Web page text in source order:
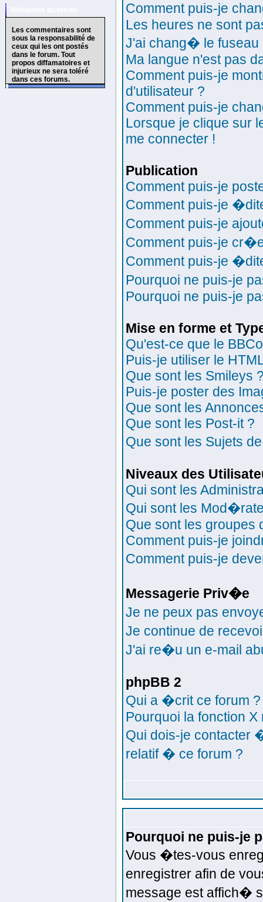
Les commentaires sont
sous la responsabilité de
ceux qui les ont postés
dans le forum. Tout
propos diffamatoires et
injurieux ne sera toléré
dans ces forums.
Comment puis-je
Les heures ne sont
J'ai chang� le fuseau
Ma langue n'est pas
Comment puis-je
d'utilisateur ?
Comment puis-je
Lorsque je clique sur
me connecter !
Publication
Comment puis-je
Comment puis-je
Comment puis-je
Comment puis-je
Comment puis-je
Pourquoi ne puis-je
Pourquoi ne puis-je
Mise en forme et
Qu'est-ce que le
Puis-je utiliser le
Que sont les Smileys
Puis-je poster des
Que sont les
Que sont les Post-it ?
Que sont les Sujets
Niveaux des
Qui sont les
Qui sont les
Que sont les groupes
Comment puis-je
Comment puis-je
Messagerie Priv�e
Je ne peux pas
Je continue de
J'ai re�u un e-mail
phpBB 2
Qui a �crit ce forum ?
Pourquoi la fonction
Qui dois-je contacter
relatif � ce forum ?
Pourquoi ne puis-je
Vous �tes-vous
enregistrer afin de
message est affich�